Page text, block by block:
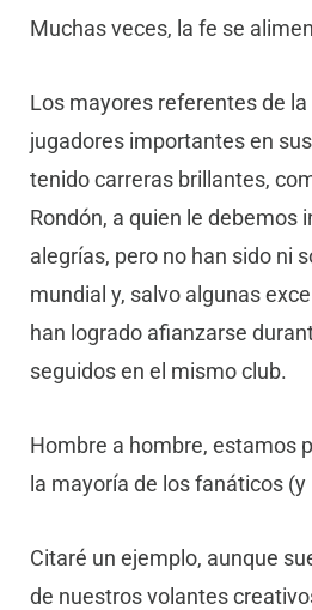
Muchas veces, la fe se
Los mayores referentes de
jugadores importantes en
tenido carreras brillantes,
Rondón, a quien le debemos
alegrías, pero no han sido ni
mundial y, salvo algunas
han logrado afianzarse
seguidos en el mismo club.
Hombre a hombre, estamos
la mayoría de los fanáticos
Citaré un ejemplo, aunque
de nuestros volantes